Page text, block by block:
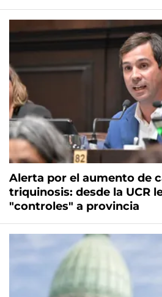
Alerta por el aumento de
triquinosis: desde la UCR
"controles" a provincia